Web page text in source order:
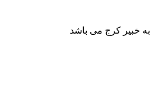
خبیر کرج می باشد